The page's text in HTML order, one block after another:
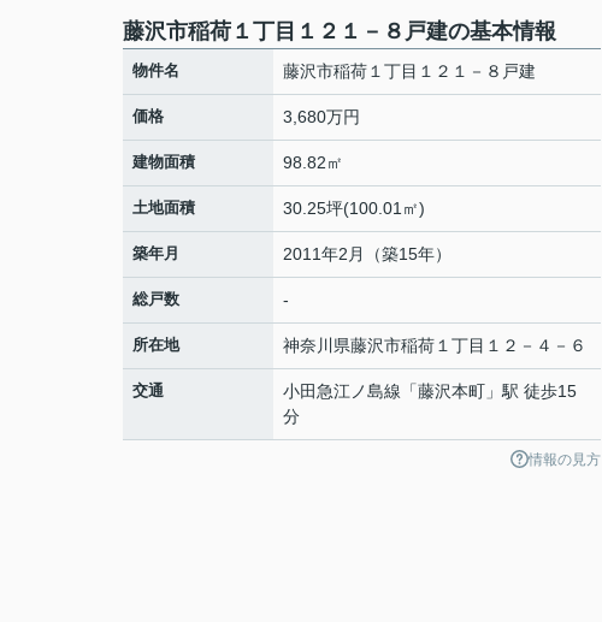
藤沢市稲荷１丁目１２１－８戸建の基本情報
物件名 藤沢市稲荷１丁目１２１－８戸建
価格 3,680万円
建物面積 98.82㎡
土地面積 30.25坪(100.01㎡)
築年月 2011年2月（築15年）
総戸数 -
所在地 神奈川県藤沢市稲荷 １丁目１２－４－６
交通 小田急江ノ島線 「藤沢本町 」駅 徒歩15
分
情報の見方